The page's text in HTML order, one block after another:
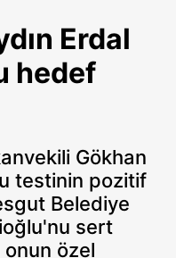
Erdal
hedef
Gökhan
testinin pozitif
Belediye
sert
özel